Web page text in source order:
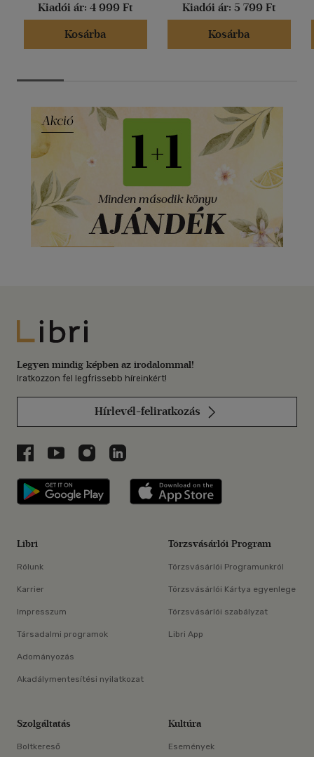
Kiadói ár: 4 999 Ft
Kosárba
Kiadói ár: 5 799 Ft
Kosárba
Libri
Legyen mindig képben az irodalommal!
Iratkozzon fel legfrissebb híreinkért!
Hírlevél-feliratkozás
Libri a Facebookon
Libri a Youtube-on
Libri az Instagramon
Libri a LinkedInen
Libri applikáció Szerezd meg: Google
Libri
Rólunk
Karrier
Impresszum
Társadalmi programok
Adományozás
Akadálymentesítési nyilatkozat
Törzsvásárlói Program
Törzsvásárlói Programunkról
Törzsvásárlói Kártya egyenlege
Törzsvásárlói szabályzat
Libri App
Szolgáltatás
Boltkereső
Kultúra
Események